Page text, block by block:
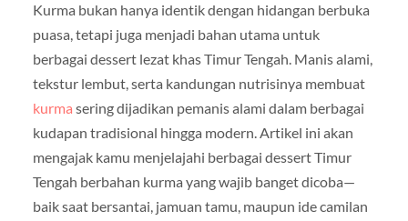
Kurma bukan hanya identik dengan hidangan berbuka
puasa, tetapi juga menjadi bahan utama untuk
berbagai dessert lezat khas Timur Tengah. Manis alami,
tekstur lembut, serta kandungan nutrisinya membuat
kurma sering dijadikan pemanis alami dalam berbagai
kudapan tradisional hingga modern. Artikel ini akan
mengajak kamu menjelajahi berbagai dessert Timur
Tengah berbahan kurma yang wajib banget dicoba—
baik saat bersantai, jamuan tamu, maupun ide camilan